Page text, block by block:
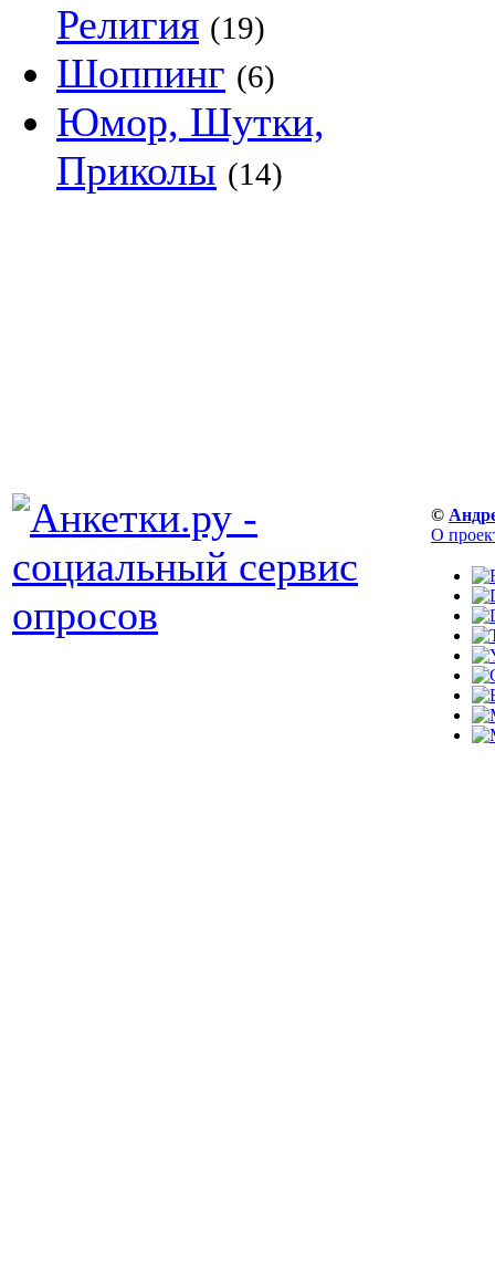
Религия (19)
Шоппинг (6)
Юмор, Шутки,
Приколы (14)
©
О